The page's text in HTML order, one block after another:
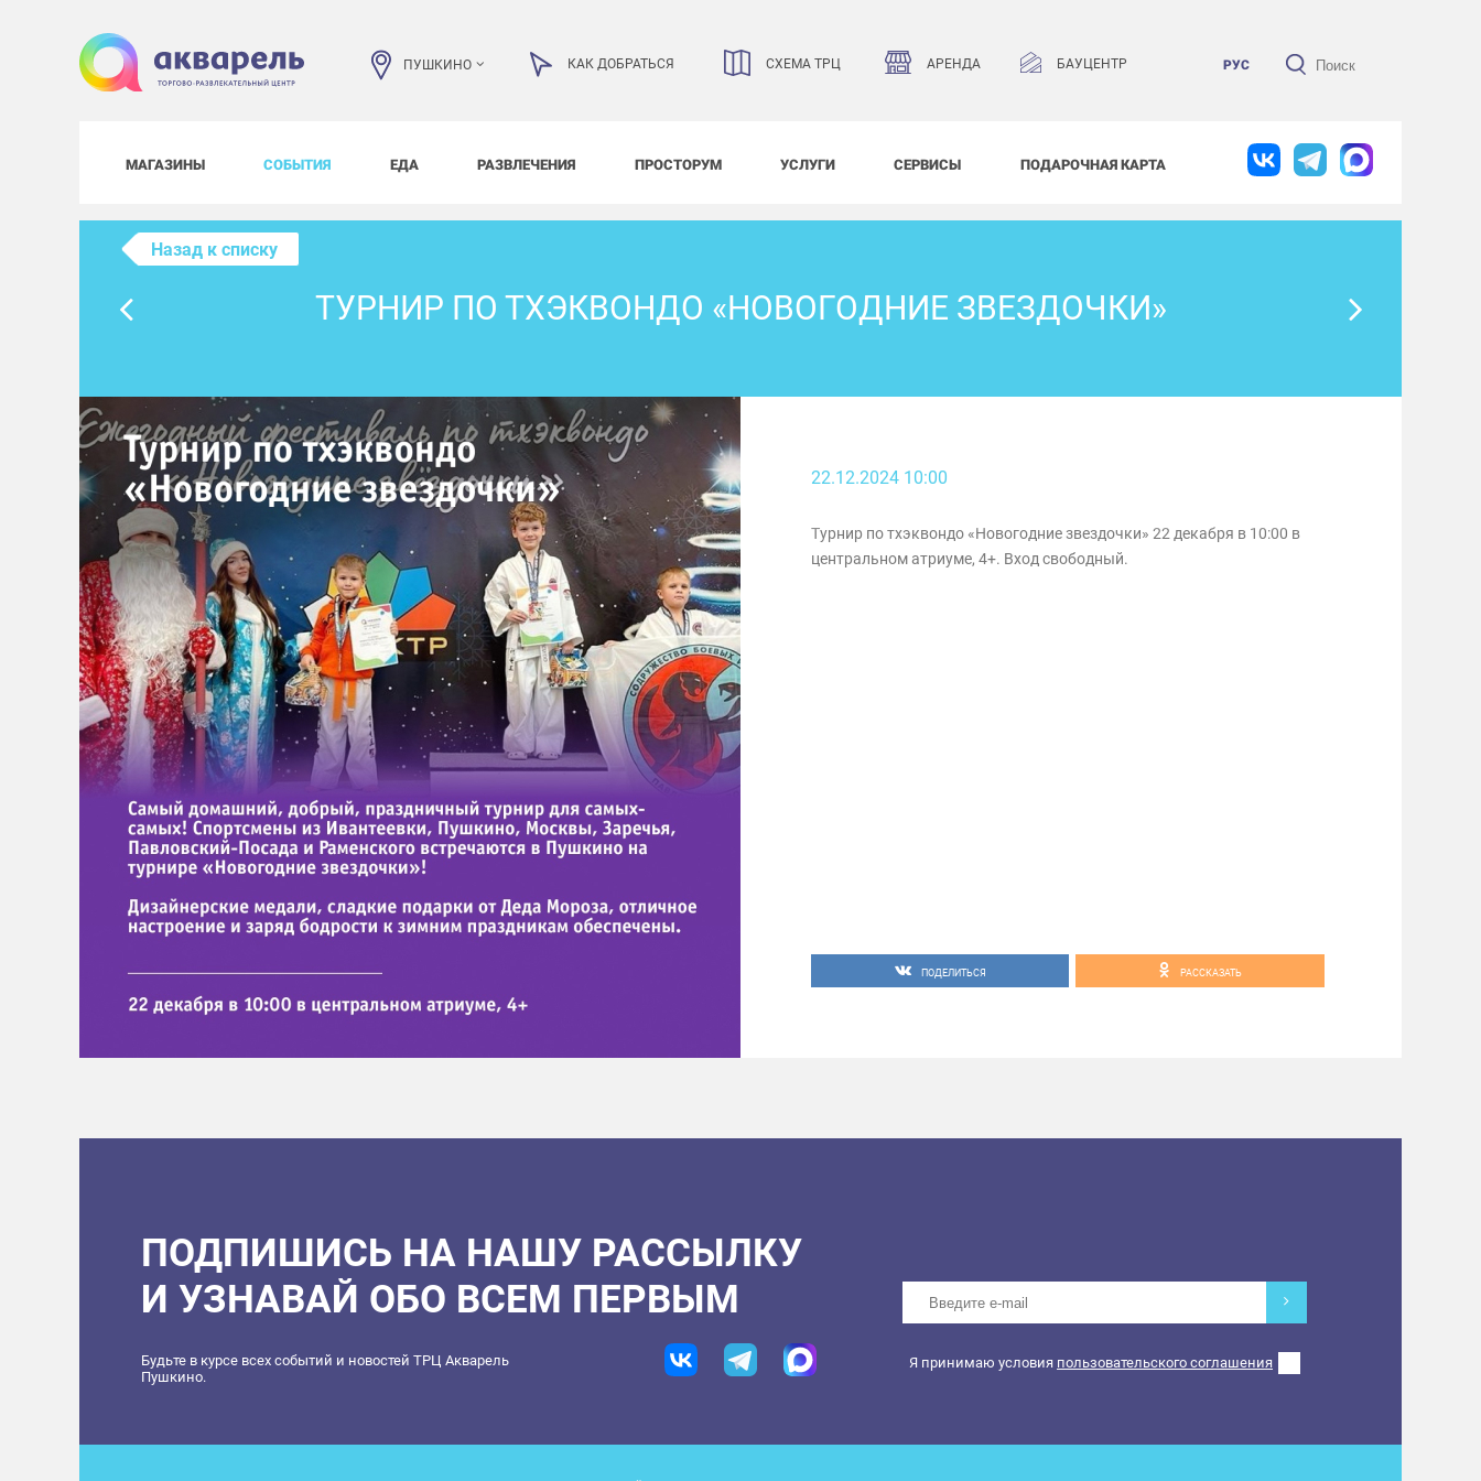
ПУШКИНО КАК ДОБРАТЬСЯ СХЕМА ТРЦ АРЕНДА БАУЦЕНТР РУС
МАГАЗИНЫ СОБЫТИЯ ЕДА РАЗВЛЕЧЕНИЯ ПРОСТОРУМ УСЛУГИ СЕРВИСЫ ПОДАРОЧНАЯ КАРТА
Назад к списку
ТУРНИР ПО ТХЭКВОНДО «НОВОГОДНИЕ ЗВЕЗДОЧКИ»
22.12.2024 10:00
Турнир по тхэквондо «Новогодние звездочки» 22 декабря в 10:00 в
центральном атриуме, 4+. Вход свободный.
ПОДЕЛИТЬСЯ РАССКАЗАТЬ
ПОДПИШИСЬ НА НАШУ РАССЫЛКУ
И УЗНАВАЙ ОБО ВСЕМ ПЕРВЫМ
Будьте в курсе всех событий и новостей ТРЦ Акварель
Пушкино.
Я принимаю условия пользовательского соглашения